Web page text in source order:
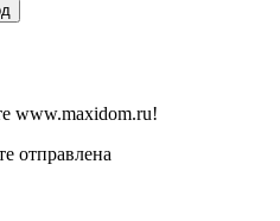
www.maxidom.ru!
отправлена